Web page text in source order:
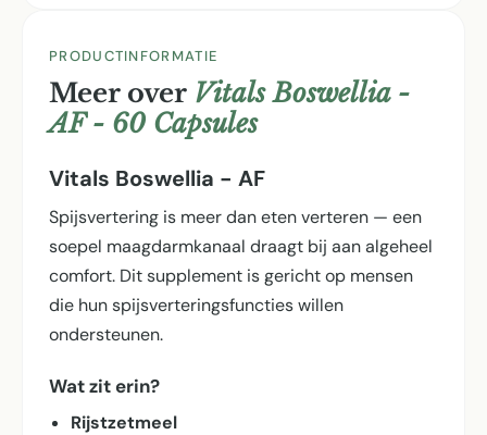
PRODUCTINFORMATIE
Meer over Vitals Boswellia -
AF - 60 Capsules
Vitals Boswellia - AF
Spijsvertering is meer dan eten verteren — een
soepel maagdarmkanaal draagt bij aan algeheel
comfort. Dit supplement is gericht op mensen
die hun spijsverterings­functies willen
ondersteunen.
Wat zit erin?
Rijstzetmeel